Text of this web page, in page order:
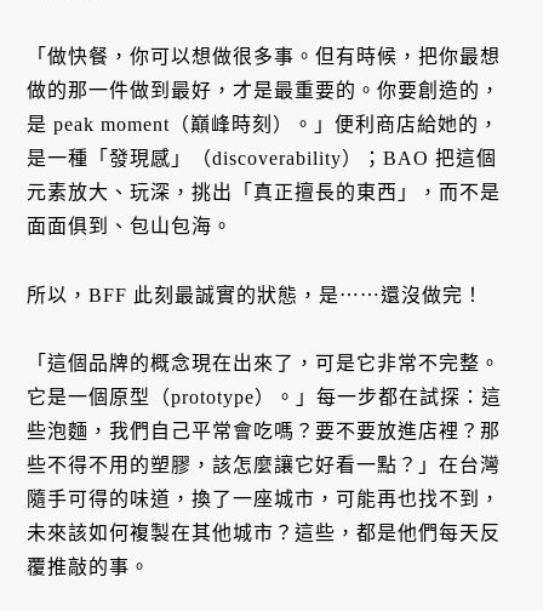
「做快餐，你可以想做很多事。但有時候，把你最想
做的那一件做到最好，才是最重要的。你要創造的，
是 peak moment（巔峰時刻）。」便利商店給她的，
是一種「發現感」（discoverability）；BAO 把這個
元素放大、玩深，挑出「真正擅長的東西」，而不是
面面俱到、包山包海。
所以，BFF 此刻最誠實的狀態，是⋯⋯還沒做完！
「這個品牌的概念現在出來了，可是它非常不完整。
它是一個原型（prototype）。」每一步都在試探：這
些泡麵，我們自己平常會吃嗎？要不要放進店裡？那
些不得不用的塑膠，該怎麼讓它好看一點？」在台灣
隨手可得的味道，換了一座城市，可能再也找不到，
未來該如何複製在其他城市？這些，都是他們每天反
覆推敲的事。